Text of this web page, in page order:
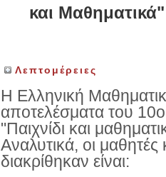
και Μαθηματικά"
Λεπτομέρειες
Η Ελληνική
αποτελέσματα του
"Παιχνίδι και
Αναλυτικά, οι μαθητές
διακρίθηκαν είναι: